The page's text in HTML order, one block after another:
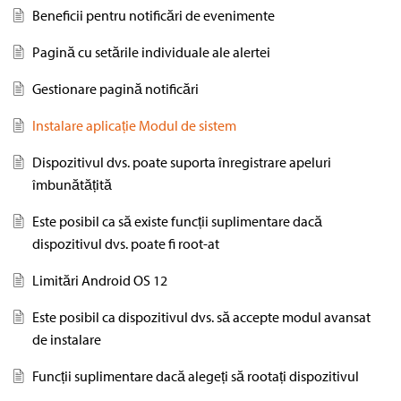
a deschide LSPosed Manager
Accesați Settings (pictograma roată)
Reporniți dispozitivul
După repornire, dacă framework-ul
selectați „Cancel”
Beneficii pentru notificări de evenimente
Pagină cu setările individuale ale alertei
Gestionare pagină notificări
Instalare aplicație Modul de sistem
Dispozitivul dvs. poate suporta înregistrare apeluri
îmbunătățită
Este posibil ca să existe funcții suplimentare dacă
dispozitivul dvs. poate fi root-at
Limitări Android OS 12
Este posibil ca dispozitivul dvs. să accepte modul avansat
de instalare
Funcții suplimentare dacă alegeți să rootați dispozitivul